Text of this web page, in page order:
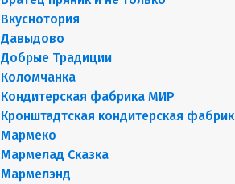
Вкуснотория
Давыдово
Добрые Традиции
Коломчанка
Кондитерская фабрика МИР
Кронштадтская кондитерская
Мармеко
Мармелад Сказка
Мармелэнд